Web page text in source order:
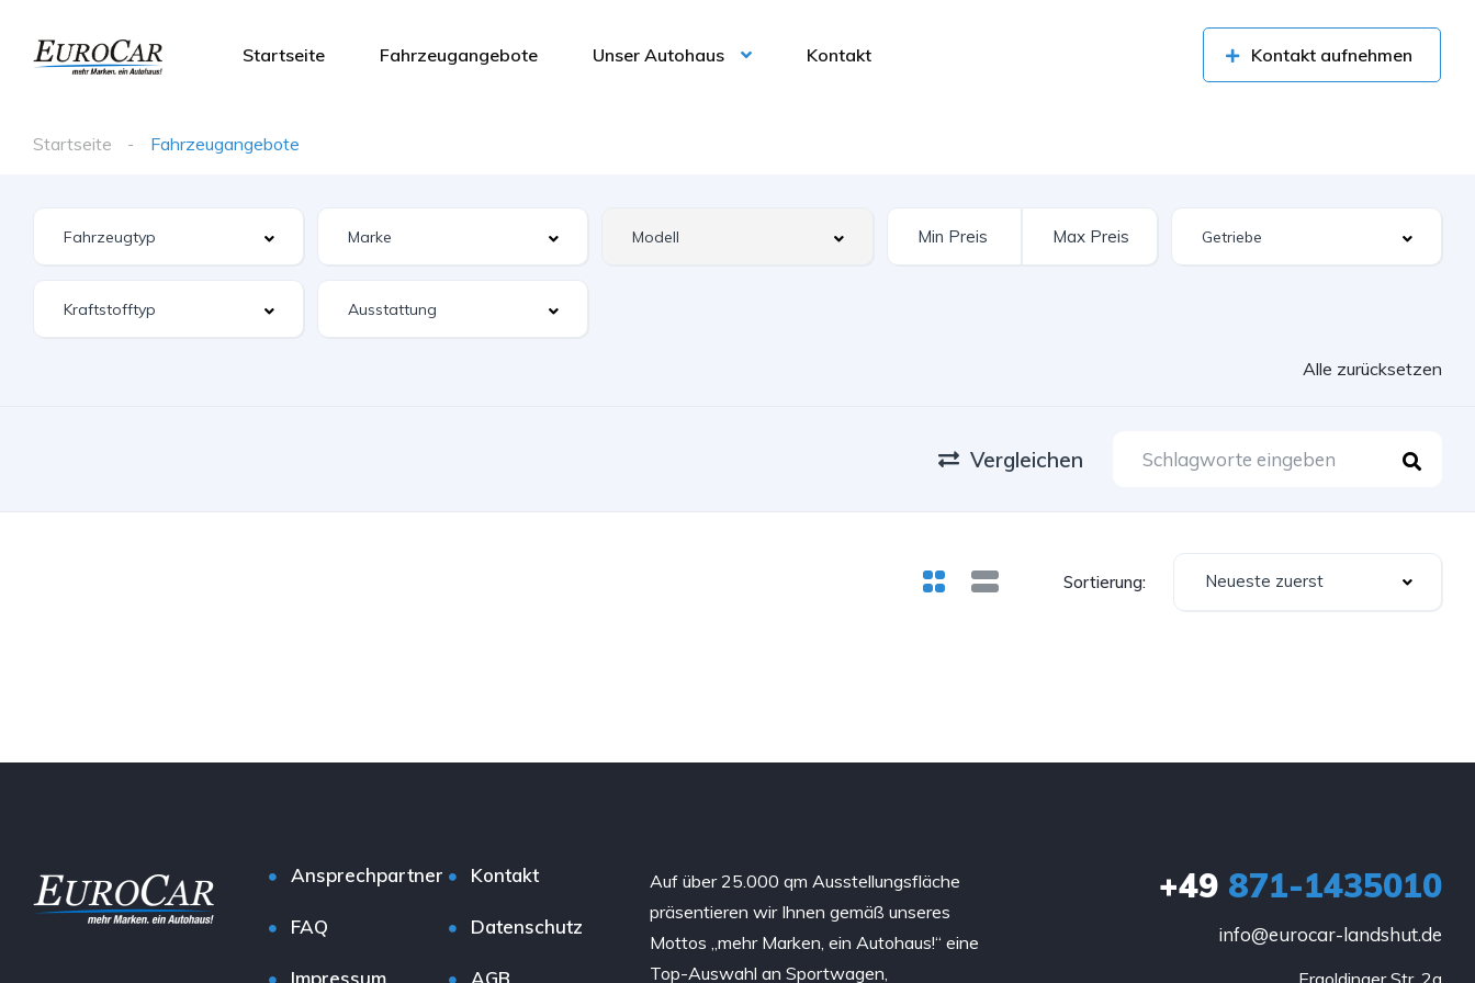
Startseite Fahrzeugangebote Unser Autohaus Kontakt Kontakt aufnehmen
Startseite Fahrzeugangebote
Alle zurücksetzen
Vergleichen
Sortierung: Neueste zuerst
Ansprechpartner Kontakt
FAQ Datenschutz
Impressum AGB
Auf über 25.000 qm Ausstellungsfläche
präsentieren wir Ihnen gemäß unseres
Mottos „mehr Marken, ein Autohaus!“ eine
Top-Auswahl an Sportwagen,
+49871-1435010
info@eurocar-landshut.de
Ergoldinger Str. 2a